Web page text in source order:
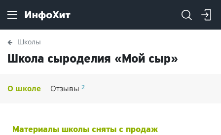
Школы
Школа сыроделия «Мой сыр»
О школе Отзывы2
Материалы школы сняты с продаж